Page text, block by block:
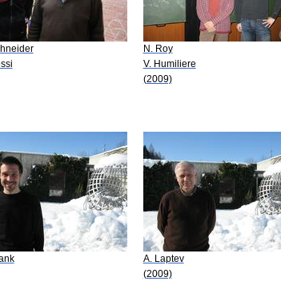
N. Roy
V. Humiliere
(2009)
A. Laptev
(2009)